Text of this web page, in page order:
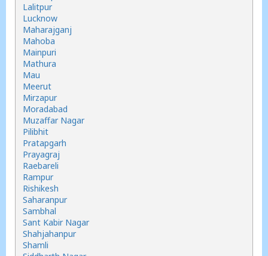
Lalitpur
Lucknow
Maharajganj
Mahoba
Mainpuri
Mathura
Mau
Meerut
Mirzapur
Moradabad
Muzaffar Nagar
Pilibhit
Pratapgarh
Prayagraj
Raebareli
Rampur
Rishikesh
Saharanpur
Sambhal
Sant Kabir Nagar
Shahjahanpur
Shamli